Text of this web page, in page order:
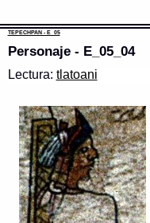
TEPECHPAN - E_05
Personaje - E_05_04
Lectura: tlatoani